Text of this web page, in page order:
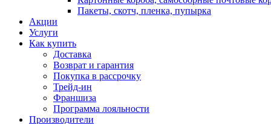
Пакеты, скотч, пленка, пупырка
Акции
Услуги
Как купить
Доставка
Возврат и гарантия
Покупка в рассрочку
Трейд-ин
Франшиза
Программа лояльности
Производители